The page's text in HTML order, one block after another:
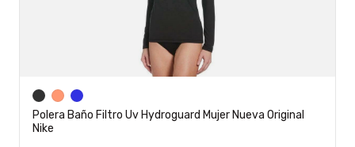
Polera Baño Filtro Uv Hydroguard Mujer Nueva Original
Nike